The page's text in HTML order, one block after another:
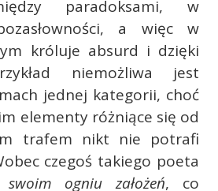
paradoksami, w
a więc w
króluje absurd i dzięki
niemożliwa jest
jednej kategorii, choć
elementy różniące się od
trafem nikt nie potrafi
czegoś takiego poeta
ogniu założeń, co